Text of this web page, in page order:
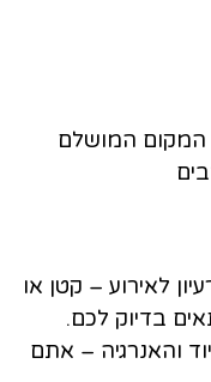
המקום המושלם
לאירוע – קטן או
בדיוק לכם.
והאנרגיה – אתם